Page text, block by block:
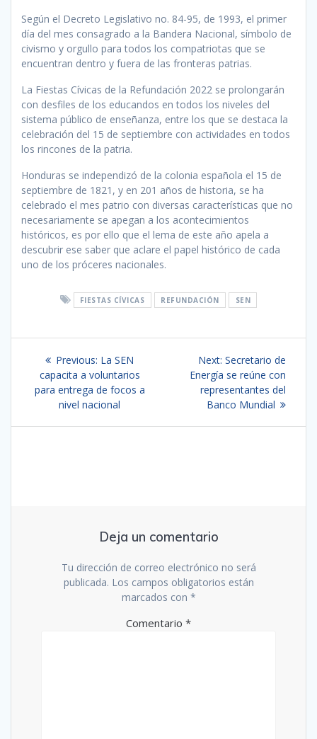
Según el Decreto Legislativo no. 84-95, de 1993, el primer
día del mes consagrado a la Bandera Nacional, símbolo de
civismo y orgullo para todos los compatriotas que se
encuentran dentro y fuera de las fronteras patrias.
La Fiestas Cívicas de la Refundación 2022 se prolongarán
con desfiles de los educandos en todos los niveles del
sistema público de enseñanza, entre los que se destaca la
celebración del 15 de septiembre con actividades en todos
los rincones de la patria.
Honduras se independizó de la colonia española el 15 de
septiembre de 1821, y en 201 años de historia, se ha
celebrado el mes patrio con diversas características que no
necesariamente se apegan a los acontecimientos
históricos, es por ello que el lema de este año apela a
descubrir ese saber que aclare el papel histórico de cada
uno de los próceres nacionales.
FIESTAS CÍVICAS REFUNDACIÓN SEN
Navegación
entradas
Previous: Previous
post:
La SEN
capacita a voluntarios
para entrega de focos a
nivel nacional
Next: Next
post:
Secretario de
Energía se reúne con
representantes del
Banco Mundial
Deja un comentario
Tu dirección de correo electrónico no será
publicada. Los campos obligatorios están
marcados con *
Comentario *